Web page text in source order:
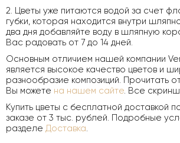
2. Цветы уже питаются водой за счет
губки, которая находится внутри
два дня добавляйте воду в шляпную
Вас радовать от 7 до 14 дней.
Основным отличием нашей компании
является высокое качество цветов и
разнообразие композиций. Прочитать
Вы можете на нашем сайте. Все
Купить цветы с бесплатной доставкой
заказе от 3 тыс. рублей. Подробные
разделе Доставка.